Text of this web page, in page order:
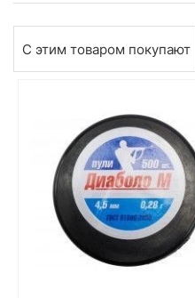
С этим товаром покупают